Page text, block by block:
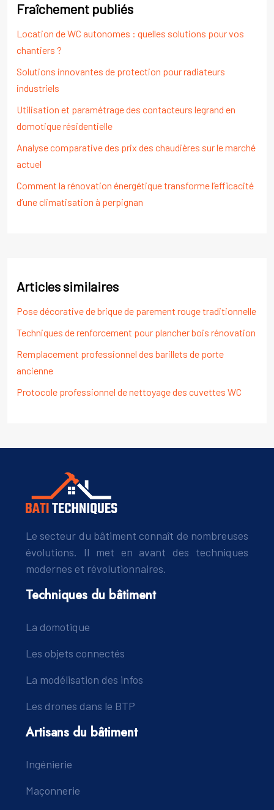
Fraîchement publiés
Location de WC autonomes : quelles solutions pour vos
chantiers ?
Solutions innovantes de protection pour radiateurs
industriels
Utilisation et paramétrage des contacteurs legrand en
domotique résidentielle
Analyse comparative des prix des chaudières sur le marché
actuel
Comment la rénovation énergétique transforme l’efficacité
d’une climatisation à perpignan
Articles similaires
Pose décorative de brique de parement rouge traditionnelle
Techniques de renforcement pour plancher bois rénovation
Remplacement professionnel des barillets de porte
ancienne
Protocole professionnel de nettoyage des cuvettes WC
Le secteur du bâtiment connaît de nombreuses
évolutions. Il met en avant des techniques
modernes et révolutionnaires.
Techniques du bâtiment
La domotique
Les objets connectés
La modélisation des infos
Les drones dans le BTP
Artisans du bâtiment
Ingénierie
Maçonnerie